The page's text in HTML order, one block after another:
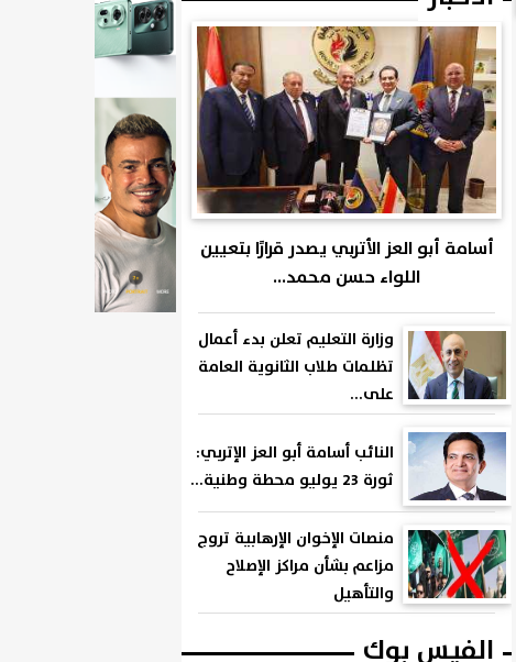
أسامة أبو العز الأتربي يصدر قرارًا بتعيين
اللواء حسن محمد...
وزارة التعليم تعلن بدء أعمال
تظلمات طلاب الثانوية العامة
على...
النائب أسامة أبو العز الإتربي:
ثورة 23 يوليو محطة وطنية...
منصات الإخوان الإرهابية تروج
مزاعم بشأن مراكز الإصلاح
والتأهيل
الفيس بوك